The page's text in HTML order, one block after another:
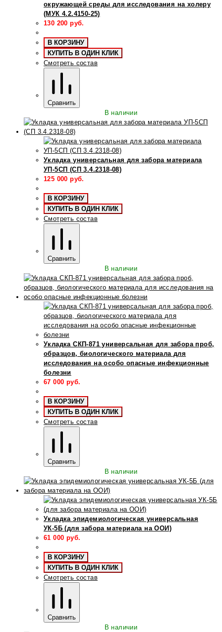
окружающей среды для исследования на холеру
(МУК 4.2.4150-25)
130 200 руб.
В КОРЗИНУ
КУПИТЬ В ОДИН КЛИК
Смотреть состав
Сравнить
В наличии
Укладка универсальная для забора материала
УП-5СП (СП 3.4.2318-08)
125 000 руб.
В КОРЗИНУ
КУПИТЬ В ОДИН КЛИК
Смотреть состав
Сравнить
В наличии
Укладка СКП-871 универсальная для забора проб,
образцов, биологического материала для
исследования на особо опасные инфекционные
болезни
67 000 руб.
В КОРЗИНУ
КУПИТЬ В ОДИН КЛИК
Смотреть состав
Сравнить
В наличии
Укладка эпидемиологическая универсальная
УК-5Б (для забора материала на ООИ)
61 000 руб.
В КОРЗИНУ
КУПИТЬ В ОДИН КЛИК
Смотреть состав
Сравнить
В наличии